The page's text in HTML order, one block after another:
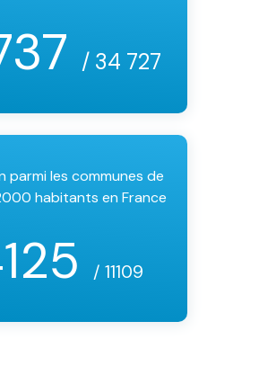
/ 34 727
parmi les communes de
habitants en France
/ 11109